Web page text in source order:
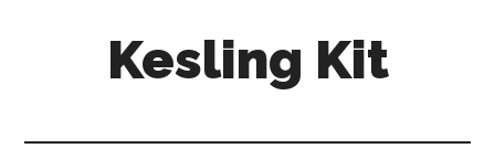
Kesling Kit